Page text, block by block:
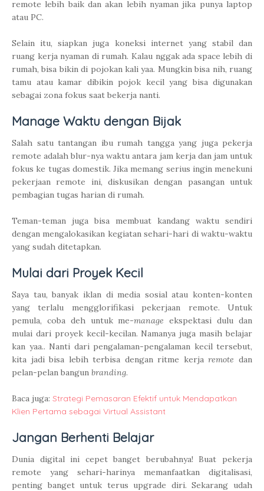
remote lebih baik dan akan lebih nyaman jika punya laptop
atau PC.
Selain itu, siapkan juga koneksi internet yang stabil dan
ruang kerja nyaman di rumah. Kalau nggak ada space lebih di
rumah, bisa bikin di pojokan kali yaa. Mungkin bisa nih, ruang
tamu atau kamar dibikin pojok kecil yang bisa digunakan
sebagai zona fokus saat bekerja nanti.
Manage Waktu dengan Bijak
Salah satu tantangan ibu rumah tangga yang juga pekerja
remote adalah blur-nya waktu antara jam kerja dan jam untuk
fokus ke tugas domestik. Jika memang serius ingin menekuni
pekerjaan remote ini, diskusikan dengan pasangan untuk
pembagian tugas harian di rumah.
Teman-teman juga bisa membuat kandang waktu sendiri
dengan mengalokasikan kegiatan sehari-hari di waktu-waktu
yang sudah ditetapkan.
Mulai dari Proyek Kecil
Saya tau, banyak iklan di media sosial atau konten-konten
yang terlalu mengglorifikasi pekerjaan remote. Untuk
pemula, coba deh untuk me-manage ekspektasi dulu dan
mulai dari proyek kecil-kecilan. Namanya juga masih belajar
kan yaa.. Nanti dari pengalaman-pengalaman kecil tersebut,
kita jadi bisa lebih terbisa dengan ritme kerjaremote dan
pelan-pelan bangun branding.
Baca juga: Strategi Pemasaran Efektif untuk Mendapatkan
Klien Pertama sebagai Virtual Assistant
Jangan Berhenti Belajar
Dunia digital ini cepet banget berubahnya! Buat pekerja
remote yang sehari-harinya memanfaatkan digitalisasi,
penting banget untuk terus upgrade diri. Sekarang udah